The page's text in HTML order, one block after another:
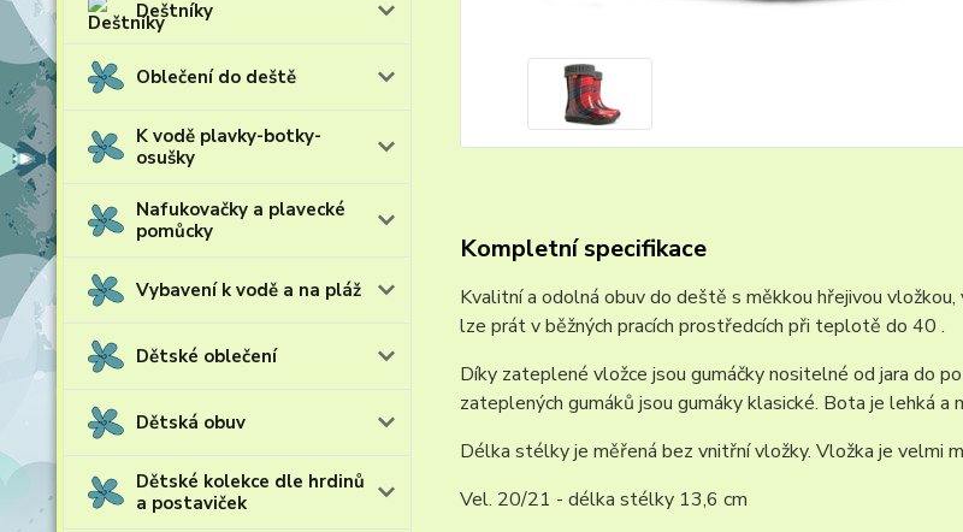
Deštníky
Oblečení do deště
K vodě plavky-botky-
osušky
Nafukovačky a plavecké
pomůcky
Vybavení k vodě a na pláž
Dětské oblečení
Dětská obuv
Dětské kolekce dle hrdinů
a postaviček
Kompletní specifikace
Kvalitní a odolná obuv do deště s měkkou hřejivou
lze prát v běžných pracích prostředcích při teplotě do 40 .
Díky zateplené vložce jsou gumáčky nositelné od jara do
zateplených gumáků jsou gumáky klasické. Bota je lehká
Délka stélky je měřená bez vnitřní vložky. Vložka je velmi
Vel. 20/21 - délka stélky 13,6 cm